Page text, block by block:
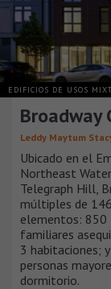
EDIFICIOS DE USOS
Broadway
Leddy Maytum
Ubicado en el
Northeast
Telegraph Hill,
múltiples de
elementos: 850
familiares
3 habitaciones;
personas
dormitorio.